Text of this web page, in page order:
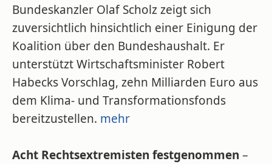
Bundeskanzler Olaf Scholz zeigt sich
zuversichtlich hinsichtlich einer Einigung der
Koalition über den Bundeshaushalt. Er
unterstützt Wirtschaftsminister Robert
Habecks Vorschlag, zehn Milliarden Euro aus
dem Klima- und Transformationsfonds
bereitzustellen. mehr
Acht Rechtsextremisten festgenommen –